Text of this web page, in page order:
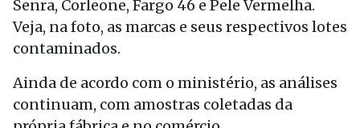
Senra, Corleone, Fargo 46 e Pele Vermelha.
Veja, na foto, as marcas e seus respectivos lotes
contaminados.
Ainda de acordo com o ministério, as análises
continuam, com amostras coletadas da